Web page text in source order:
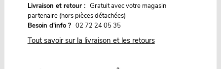
Livraison et retour : Gratuit avec votre magasin
partenaire (hors pièces détachées)
Besoin d'info ? 02 72 24 05 35
Tout savoir sur la livraison et les retours